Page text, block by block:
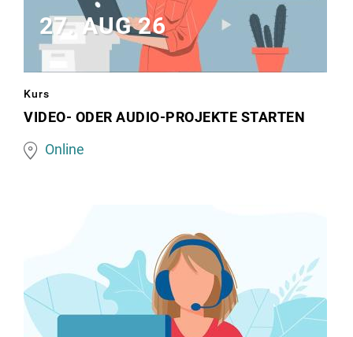
27. AUG 26
Image
matching
topic
Kurs
VIDEO- ODER AUDIO-PROJEKTE STARTEN
Online